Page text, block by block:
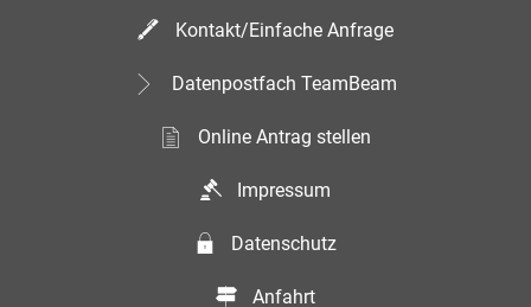
Kontakt/Einfache Anfrage
Datenpostfach TeamBeam
Online Antrag stellen
Impressum
Datenschutz
Anfahrt